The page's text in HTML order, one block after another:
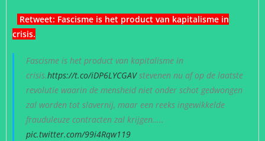
Retweet: Fascisme is het product van kapitalisme in
crisis.
Fascisme is het product van kapitalisme in
crisis.https://t.co/iDP6LYCGAVstevenen nu af op de laatste
revolutie waarin de mensheid niet onder schot gedwongen
zal worden tot slavernij, maar een reeks ingewikkelde
frauduleuze contracten zal krijgen…..
pic.twitter.com/99i4Rqw119